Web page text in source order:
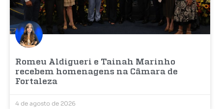
Romeu Aldigueri e Tainah Marinho
recebem homenagens na Câmara de
Fortaleza
4 de agosto de 2026